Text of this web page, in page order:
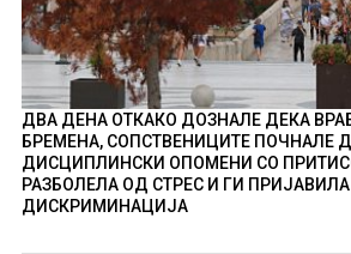
ДВА ДЕНА ОТКАКО ДОЗНАЛЕ ДЕКА
БРЕМЕНА, СОПСТВЕНИЦИТЕ ПОЧНАЛЕ
ДИСЦИПЛИНСКИ ОПОМЕНИ СО
РАЗБОЛЕЛА ОД СТРЕС И ГИ ПРИЈАВИЛА
ДИСКРИМИНАЦИЈА